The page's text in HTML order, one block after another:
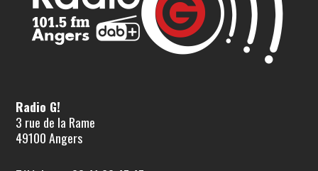
Radio G!
3 rue de la Rame
49100 Angers